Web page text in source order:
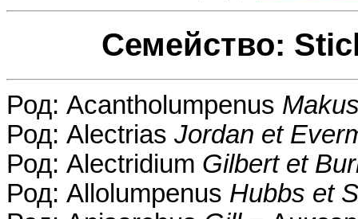
Семейство:
Род: Acantholumpenus
Род: Alectrias Jordan et
Род: Alectridium Gilbert et
Род: Allolumpenus Hubbs et